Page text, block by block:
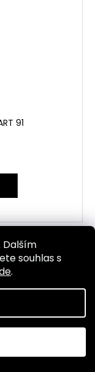
Dalším
souhlas s
.
91